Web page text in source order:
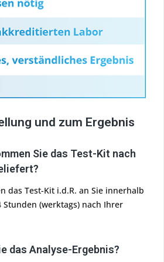
und zum Ergebnis
Sie das Test-Kit nach
das Test-Kit i.d.R. an Sie innerhalb
Stunden (werktags) nach Ihrer
das Analyse-Ergebnis?